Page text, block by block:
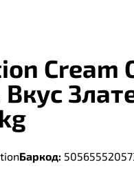
Cream
Баркод: